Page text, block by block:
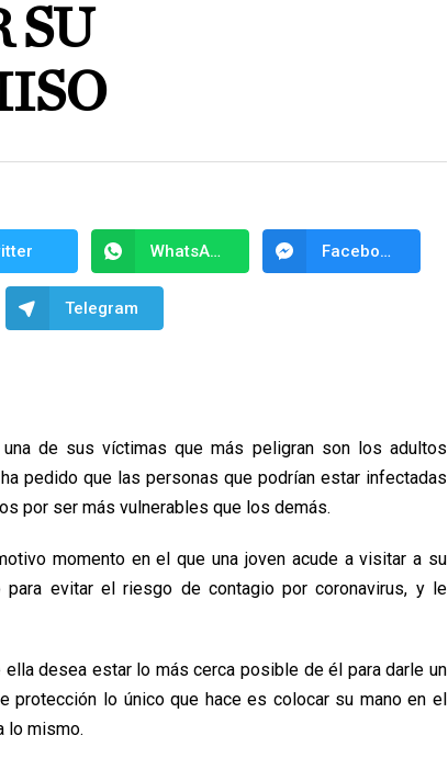
SU
WhatsApp Facebook Messenger
Telegram
de sus víctimas que más peligran son los adultos
pedido que las personas que podrían estar infectadas
por ser más vulnerables que los demás.
momento en el que una joven acude a visitar a su
para evitar el riesgo de contagio por coronavirus, y le
desea estar lo más cerca posible de él para darle un
protección lo único que hace es colocar su mano en el
lo mismo.